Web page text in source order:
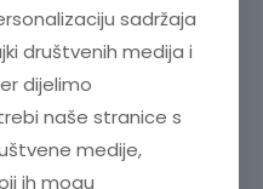
sadržaja
društvenih medija i
dijelimo
naše stranice s
medije,
ih mogu